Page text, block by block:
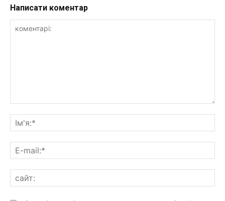
Написати коментар